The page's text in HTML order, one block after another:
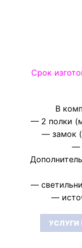
Срок
В
— 2 полки
— замок
—
—
—
УСЛУГИ